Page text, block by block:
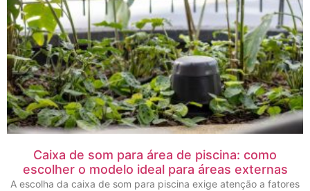
Caixa de som para área de piscina: como
escolher o modelo ideal para áreas externas
A escolha da caixa de som para piscina exige atenção a fatores